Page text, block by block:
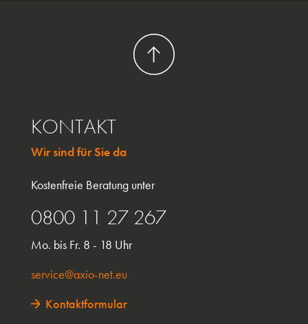
KONTAKT
Wir sind für Sie da
Kostenfreie Beratung unter
0800 11 27 267
Mo. bis Fr. 8 - 18 Uhr
service@axio-net.eu
Kontaktformular